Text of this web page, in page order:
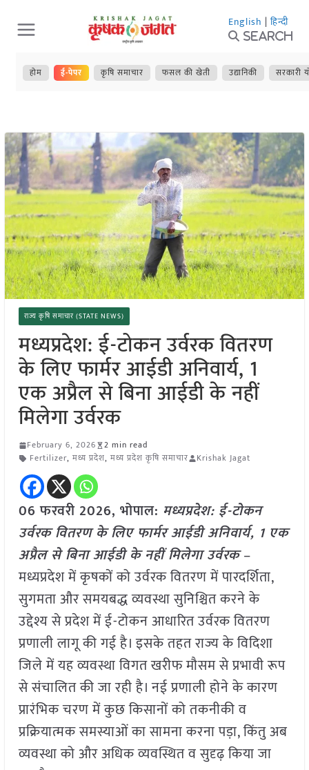
Skip
to
content
English | हिन्दी
Search
होम ई-पेपर कृषि समाचार फसल की खेती उद्यानिकी सरकारी
राज्य कृषि समाचार (STATE NEWS)
मध्यप्रदेश: ई-टोकन उर्वरक वितरण
के लिए फार्मर आईडी अनिवार्य, 1
एक अप्रैल से बिना आईडी के नहीं
मिलेगा उर्वरक
February 6, 2026
2 min read
Fertilizer, मध्य प्रदेश, मध्य प्रदेश कृषि समाचार Krishak Jagat
06 फरवरी 2026, भोपाल: मध्यप्रदेश: ई-टोकन
उर्वरक वितरण के लिए फार्मर आईडी अनिवार्य, 1 एक
अप्रैल से बिना आईडी के नहीं मिलेगा उर्वरक–
मध्यप्रदेश में कृषकों को उर्वरक वितरण में पारदर्शिता,
सुगमता और समयबद्ध व्यवस्था सुनिश्चित करने के
उद्देश्य से प्रदेश में ई-टोकन आधारित उर्वरक वितरण
प्रणाली लागू की गई है। इसके तहत राज्य के विदिशा
जिले में यह व्यवस्था विगत खरीफ मौसम से प्रभावी रूप
से संचालित की जा रही है। नई प्रणाली होने के कारण
प्रारंभिक चरण में कुछ किसानों को तकनीकी व
प्रक्रियात्मक समस्याओं का सामना करना पड़ा, किंतु अब
व्यवस्था को और अधिक व्यवस्थित व सुदृढ़ किया जा